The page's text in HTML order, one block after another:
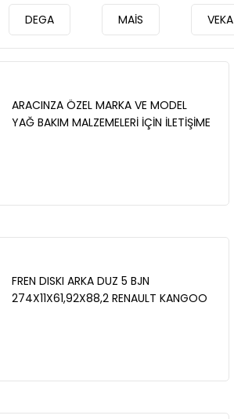
DEGA MAİS VEKA
ARACINZA ÖZEL MARKA VE MODEL
YAĞ BAKIM MALZEMELERİ İÇİN İLETİŞİME
FREN DISKI ARKA DUZ 5 BJN
274X11X61,92X88,2 RENAULT KANGOO